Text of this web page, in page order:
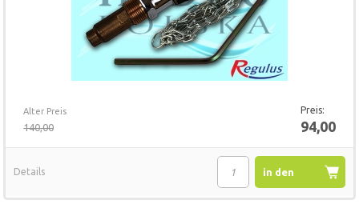
Alter Preis
140,00
Preis:
94,00
in den
Details